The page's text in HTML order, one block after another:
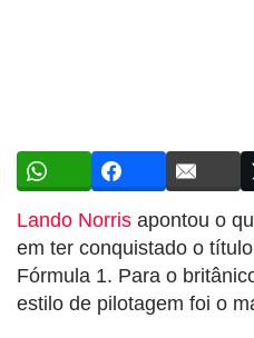
Lando Norris apontou o
em ter conquistado o
Fórmula 1. Para o
estilo de pilotagem foi o